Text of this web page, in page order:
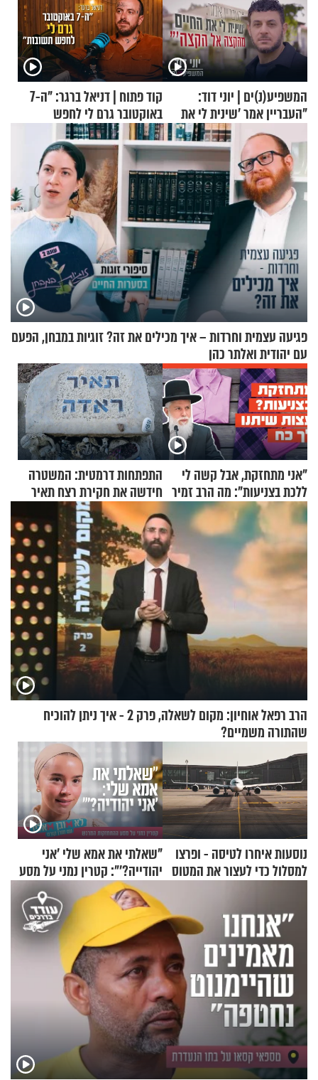
המשפיע(נ)ים | יוני דוד:
"העבריין אמר 'שינית לי את
החיים מהקצה אל הקצה'"
קוד פתוח | דניאל ברגר: "ה-7
באוקטובר גרם לי לחפש
תשובות"
פגיעה עצמית וחרדות – איך מכילים את זה? זוגיות במבחן, הפעם
עם יהודית ואלתר כהן
"אני מתחזקת, אבל קשה לי
ללכת בצניעות": מה הרב זמיר
כהן המליץ לה לעשות?
התפתחות דרמטית: המשטרה
חידשה את חקירת רצח תאיר
ראדה
הרב רפאל אוחיון: מקום לשאלה, פרק 2 - איך ניתן להוכיח
שהתורה משמיים?
נוסעות איחרו לטיסה - ופרצו
למסלול כדי לעצור את המטוס
"שאלתי את אמא שלי 'אני
יהודייה?'": קטרין נמני על מסע
ההתחזקות המרגש